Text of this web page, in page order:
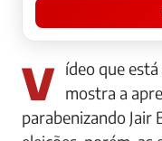
Vídeo que está circulando nas redes sociais mostra a
parabenizando Jair